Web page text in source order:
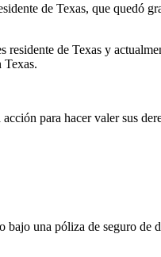
de Texas, que quedó
de Texas y
Texas.
para hacer valer sus
bajo una póliza de seguro